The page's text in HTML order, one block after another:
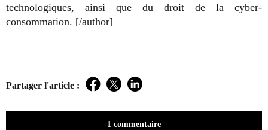
technologiques, ainsi que du droit de la cyber-
consommation. [/author]
Partager l'article : Facebook
TwitterLinkedIn
1 commentaire